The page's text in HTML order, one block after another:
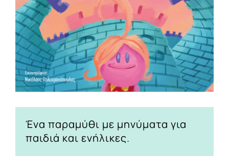
Ένα παραμύθι με μηνύματα για
παιδιά και ενήλικες.